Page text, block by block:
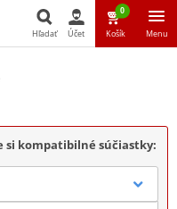
Hľadať Účet
0
Košík Menu
si kompatibilné súčiastky: